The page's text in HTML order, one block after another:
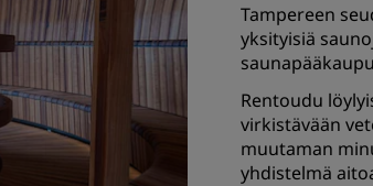
Tampereen
yksityisiä
Rentoudu
virkistävään
muutaman
yhdistelmä